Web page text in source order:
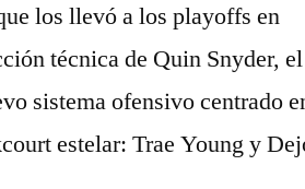
los llevó a los playoffs en
técnica de Quin Snyder, el
sistema ofensivo centrado
estelar: Trae Young y